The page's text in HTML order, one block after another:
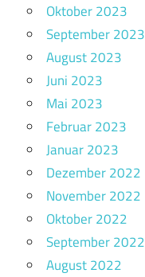
Oktober 2023
September 2023
August 2023
Juni 2023
Mai 2023
Februar 2023
Januar 2023
Dezember 2022
November 2022
Oktober 2022
September 2022
August 2022